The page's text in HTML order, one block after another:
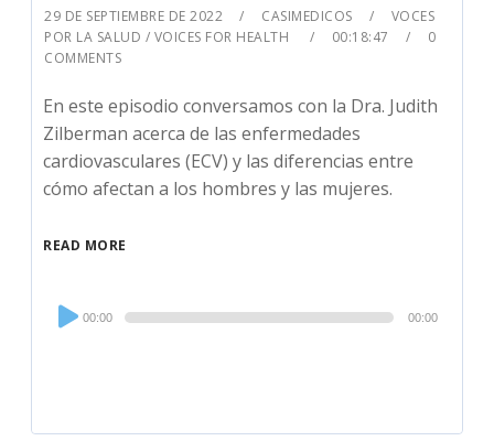
29 DE SEPTIEMBRE DE 2022 CASIMEDICOS
VOCES
POR LA SALUD / VOICES FOR HEALTH
00:18:47
0
COMMENTS
En este episodio conversamos con la Dra. Judith
Zilberman acerca de las enfermedades
cardiovasculares (ECV) y las diferencias entre
cómo afectan a los hombres y las mujeres.
READ MORE
Audio
Player
00:00 00:00